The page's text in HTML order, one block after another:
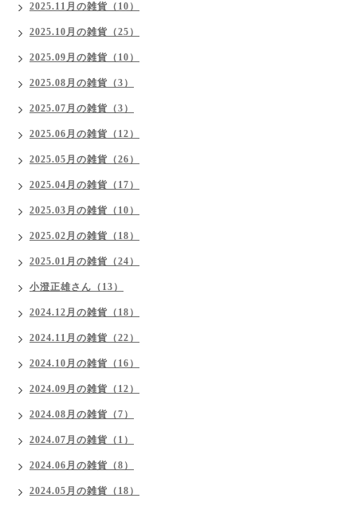
2025.11月の雑貨（10）
2025.10月の雑貨（25）
2025.09月の雑貨（10）
2025.08月の雑貨（3）
2025.07月の雑貨（3）
2025.06月の雑貨（12）
2025.05月の雑貨（26）
2025.04月の雑貨（17）
2025.03月の雑貨（10）
2025.02月の雑貨（18）
2025.01月の雑貨（24）
小澄正雄さん（13）
2024.12月の雑貨（18）
2024.11月の雑貨（22）
2024.10月の雑貨（16）
2024.09月の雑貨（12）
2024.08月の雑貨（7）
2024.07月の雑貨（1）
2024.06月の雑貨（8）
2024.05月の雑貨（18）